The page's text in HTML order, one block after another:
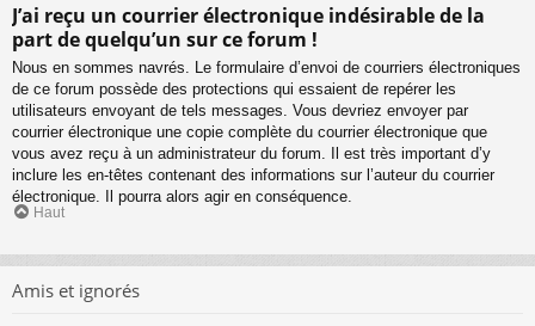
J’ai reçu un courrier électronique indésirable de la
part de quelqu’un sur ce forum !
Nous en sommes navrés. Le formulaire d’envoi de courriers électroniques
de ce forum possède des protections qui essaient de repérer les
utilisateurs envoyant de tels messages. Vous devriez envoyer par
courrier électronique une copie complète du courrier électronique que
vous avez reçu à un administrateur du forum. Il est très important d’y
inclure les en-têtes contenant des informations sur l’auteur du courrier
électronique. Il pourra alors agir en conséquence.
Haut
Amis et ignorés